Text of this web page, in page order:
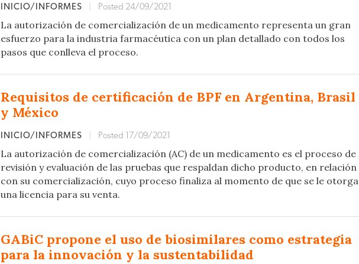
INICIO/INFORMES Posted 24/09/2021
La autorización de comercialización de un medicamento representa un gran
esfuerzo para la industria farmacéutica con un plan detallado con todos los
pasos que conlleva el proceso.
Requisitos de certificación de BPF en Argentina, Brasil
y México
INICIO/INFORMES Posted 17/09/2021
La autorización de comercialización (AC) de un medicamento es el proceso de
revisión y evaluación de las pruebas que respaldan dicho producto, en relación
con su comercialización, cuyo proceso finaliza al momento de que se le otorga
una licencia para su venta.
GABiC propone el uso de biosimilares como estrategia
para la innovación y la sustentabilidad